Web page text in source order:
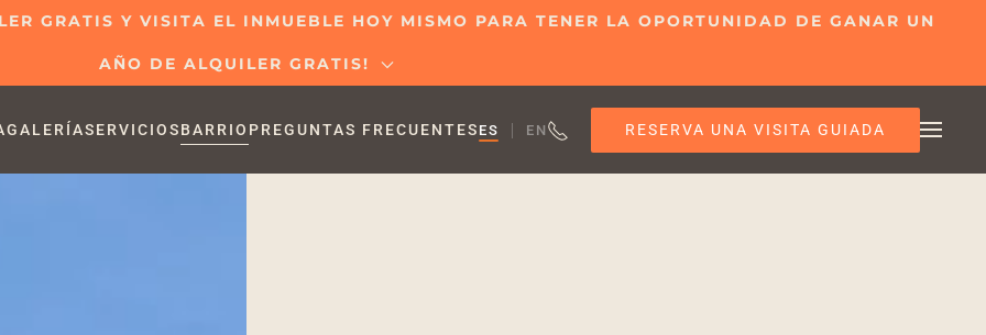
GRATIS Y VISITA EL INMUEBLE HOY MISMO PARA TENER LA OPORTUNIDAD DE GANAR UN
AÑO DE ALQUILER GRATIS!
GALERÍASERVICIOSBARRIO PREGUNTAS FRECUENTES ES EN RESERVA UNA VISITA GUIADA